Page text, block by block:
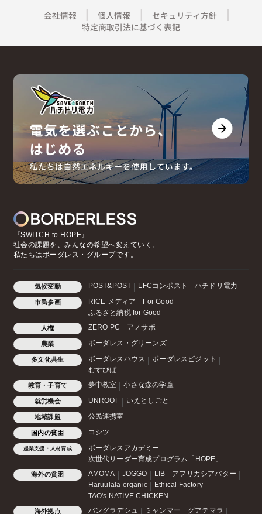
会社情報 個人情報
セキュリティ方針
特定商取引法に基づく表記
『SWITCH to HOPE』
社会の課題を、みんなの希望へ変えていく。
私たちはボーダレス・グループです。
気候変動 POST&POST LFCコンポスト ハチドリ電力
市民参画 RICE メディア
For Good
ふるさと納税 for Good
人権 ZERO PC アノサポ
農業 ボーダレス・グリーンズ
多文化共生 ボーダレスハウス
ボーダレスビジット
むすびば
教育・子育て 夢中教室 小さな森の学童
就労機会 UNROOF いえとしごと
地域課題 公民連携室
国内の貧困 コシツ
起業支援・人材育成
ボーダレスアカデミー
次世代リーダー育成プログラム「HOPE」
海外の貧困 AMOMA JOGGO LIB
アフリカシアバター
Haruulala organic
Ethical Factory
TAO's NATIVE CHICKEN
海外拠点 バングラデシュ ミャンマー グアテマラ